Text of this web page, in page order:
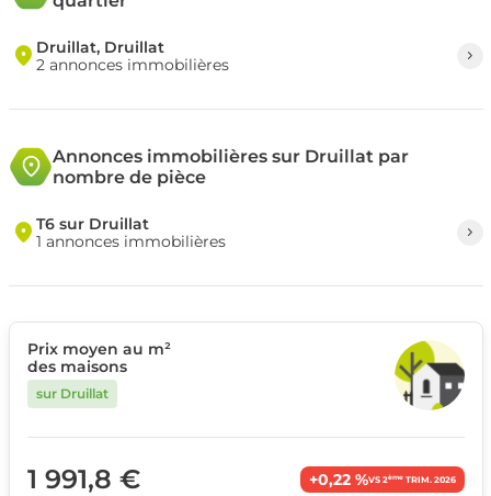
Druillat, Druillat
2 annonces immobilières
Annonces immobilières sur Druillat par
nombre de pièce
T6 sur Druillat
1 annonces immobilières
Prix moyen au m²
des maisons
sur Druillat
1 991,8 € +0,22 %VS 2èmeTRIM. 2026